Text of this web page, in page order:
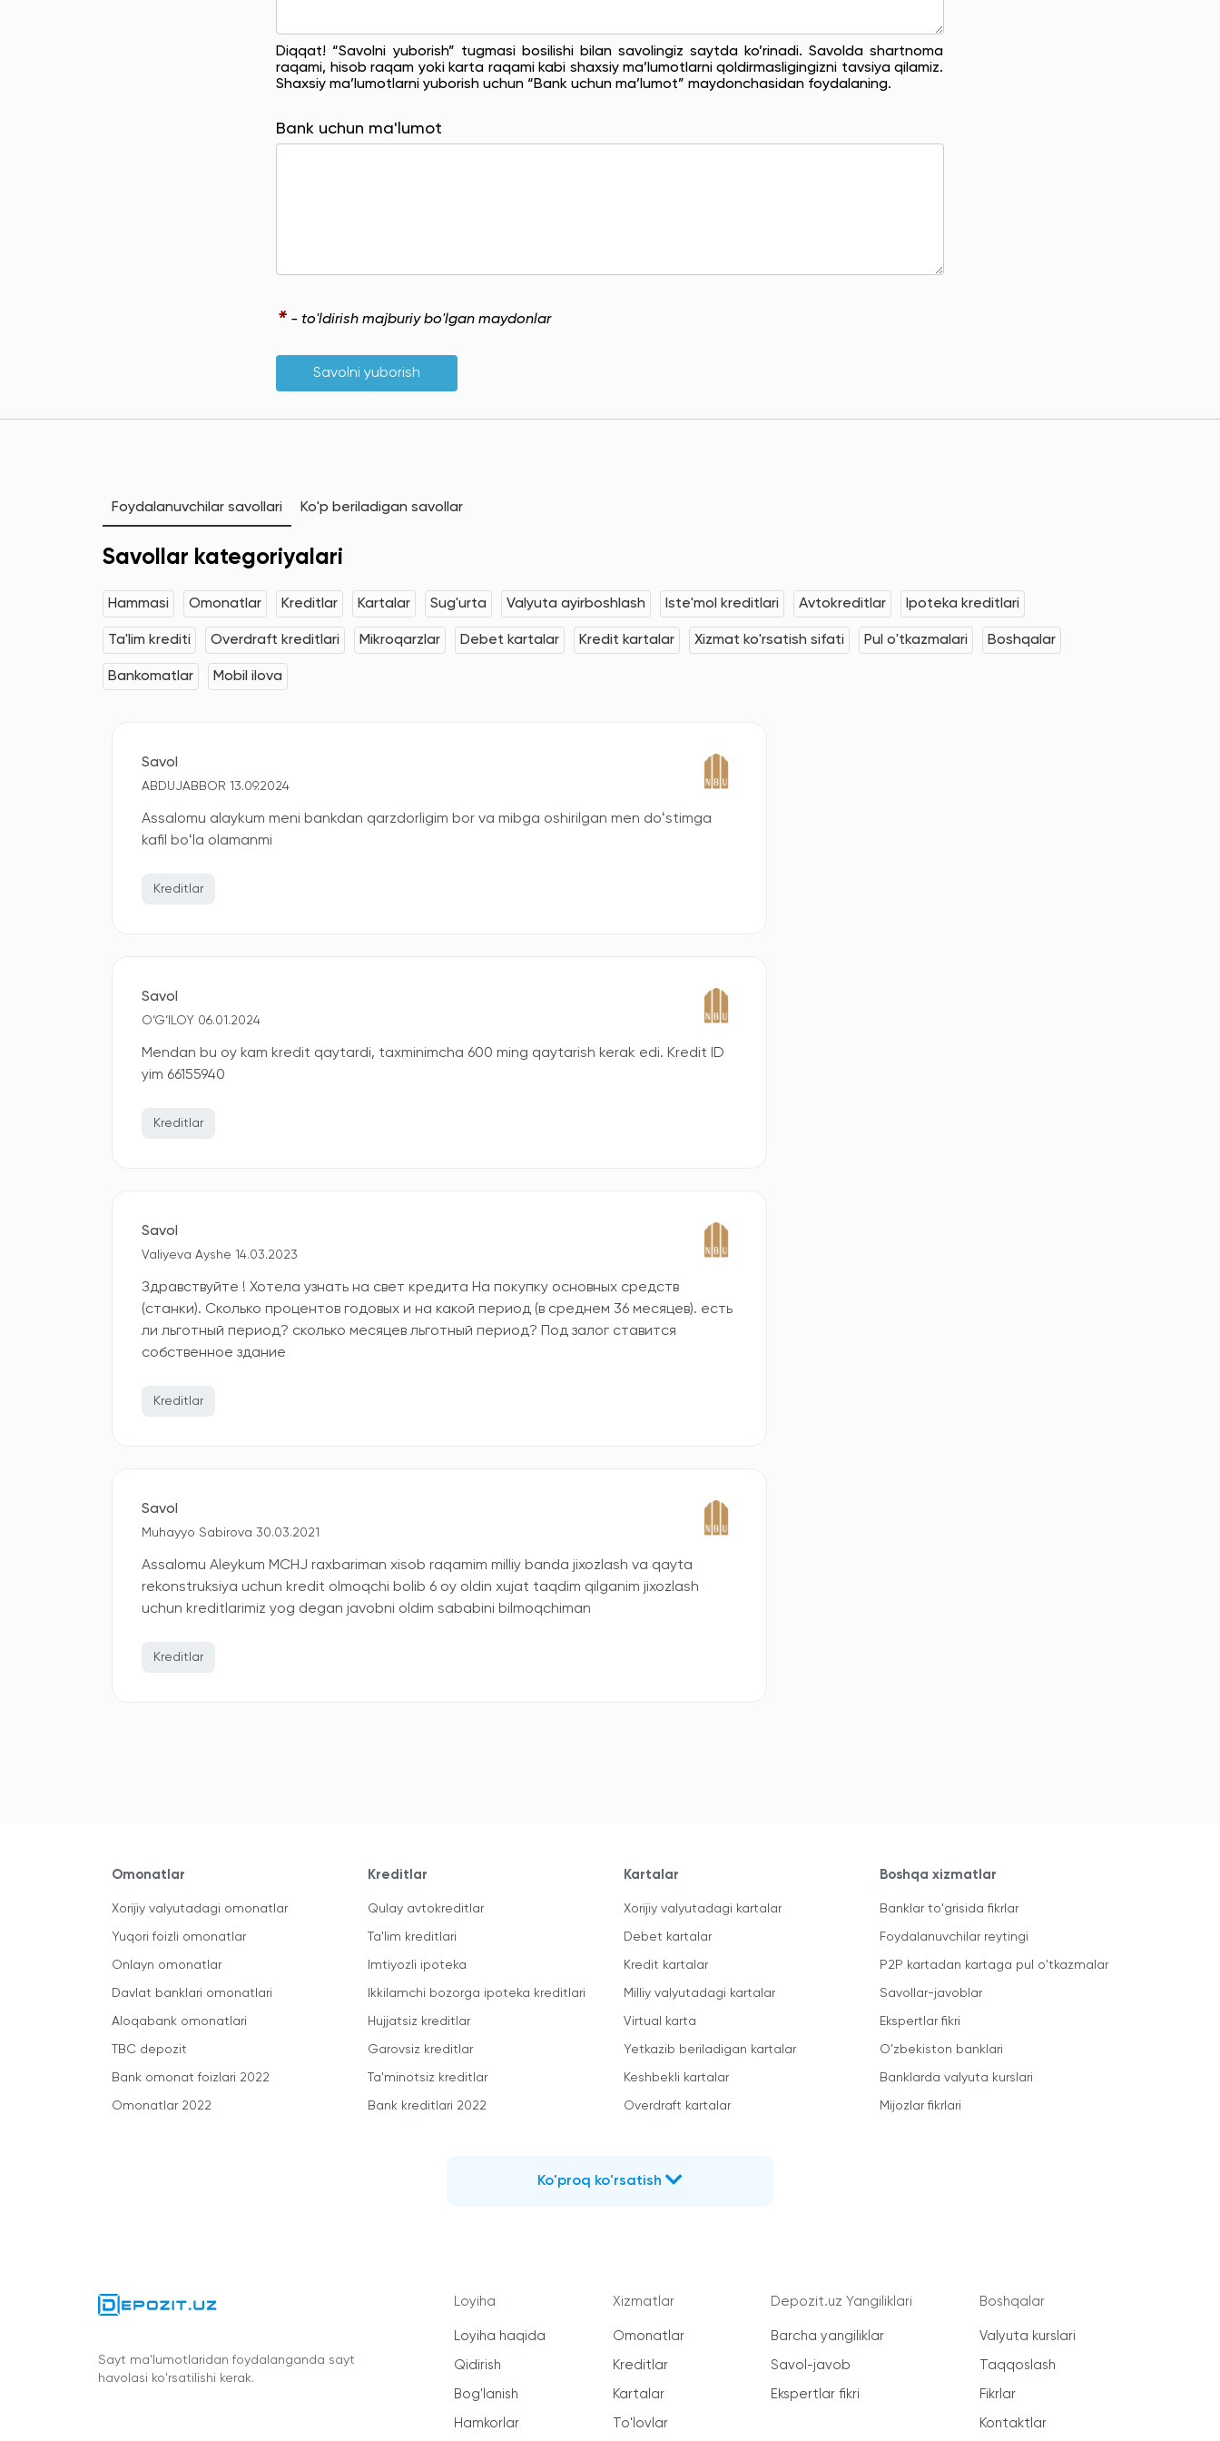
Diqqat! “Savolni yuborish” tugmasi bosilishi bilan savolingiz saytda ko’rinadi. Savolda shartnoma
raqami, hisob raqam yoki karta raqami kabi shaxsiy ma’lumotlarni qoldirmasligingizni tavsiya qilamiz.
Shaxsiy ma’lumotlarni yuborish uchun “Bank uchun ma’lumot” maydonchasidan foydalaning.
Bank uchun ma'lumot
* - to'ldirish majburiy bo'lgan maydonlar
Savolni yuborish
Foydalanuvchilar savollari Ko'p beriladigan savollar
Savollar kategoriyalari
Hammasi Omonatlar Kreditlar Kartalar Sug'urta Valyuta ayirboshlash Iste'mol kreditlari Avtokreditlar Ipoteka kreditlari
Ta'lim krediti Overdraft kreditlari Mikroqarzlar Debet kartalar Kredit kartalar Xizmat ko'rsatish sifati Pul o'tkazmalari Boshqalar
Bankomatlar Mobil ilova
Savol
ABDUJABBOR 13.09.2024
Assalomu alaykum meni bankdan qarzdorligim bor va mibga oshirilgan men doʻstimga
kafil boʻla olamanmi
Kreditlar
Savol
O‘G‘ILOY 06.01.2024
Mendan bu oy kam kredit qaytardi, taxminimcha 600 ming qaytarish kerak edi. Kredit ID
yim 66155940
Kreditlar
Savol
Valiyeva Ayshe 14.03.2023
Здравствуйте ! Хотела узнать на свет кредита На покупку основных средств
(станки). Сколько процентов годовых и на какой период (в среднем 36 месяцев). есть
ли льготный период? сколько месяцев льготный период? Под залог ставится
собственное здание
Kreditlar
Savol
Muhayyo Sabirova 30.03.2021
Assalomu Aleykum MCHJ raxbariman xisob raqamim milliy banda jixozlash va qayta
rekonstruksiya uchun kredit olmoqchi bolib 6 oy oldin xujat taqdim qilganim jixozlash
uchun kreditlarimiz yog degan javobni oldim sababini bilmoqchiman
Kreditlar
Omonatlar
Xorijiy valyutadagi omonatlar
Yuqori foizli omonatlar
Onlayn omonatlar
Davlat banklari omonatlari
Aloqabank omonatlari
TBC depozit
Bank omonat foizlari 2022
Omonatlar 2022
Kreditlar
Qulay avtokreditlar
Ta'lim kreditlari
Imtiyozli ipoteka
Ikkilamchi bozorga ipoteka kreditlari
Hujjatsiz kreditlar
Garovsiz kreditlar
Ta'minotsiz kreditlar
Bank kreditlari 2022
Kartalar
Xorijiy valyutadagi kartalar
Debet kartalar
Kredit kartalar
Milliy valyutadagi kartalar
Virtual karta
Yetkazib beriladigan kartalar
Keshbekli kartalar
Overdraft kartalar
Boshqa xizmatlar
Banklar to'grisida fikrlar
Foydalanuvchilar reytingi
P2P kartadan kartaga pul o'tkazmalar
Savollar-javoblar
Ekspertlar fikri
O'zbekiston banklari
Banklarda valyuta kurslari
Mijozlar fikrlari
Ko'proq ko'rsatish
Sayt ma'lumotlaridan foydalanganda sayt
havolasi ko'rsatilishi kerak.
Loyiha
Loyiha haqida
Qidirish
Bog'lanish
Hamkorlar
Xizmatlar
Omonatlar
Kreditlar
Kartalar
To'lovlar
Depozit.uz Yangiliklari
Barcha yangiliklar
Savol-javob
Ekspertlar fikri
Boshqalar
Valyuta kurslari
Taqqoslash
Fikrlar
Kontaktlar